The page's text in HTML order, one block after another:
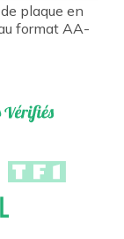
plaque en
format AA-